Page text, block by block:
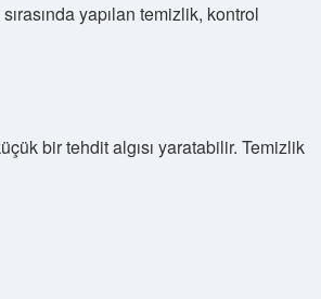
yapılan temizlik, kontrol
bir tehdit algısı yaratabilir. Temizlik